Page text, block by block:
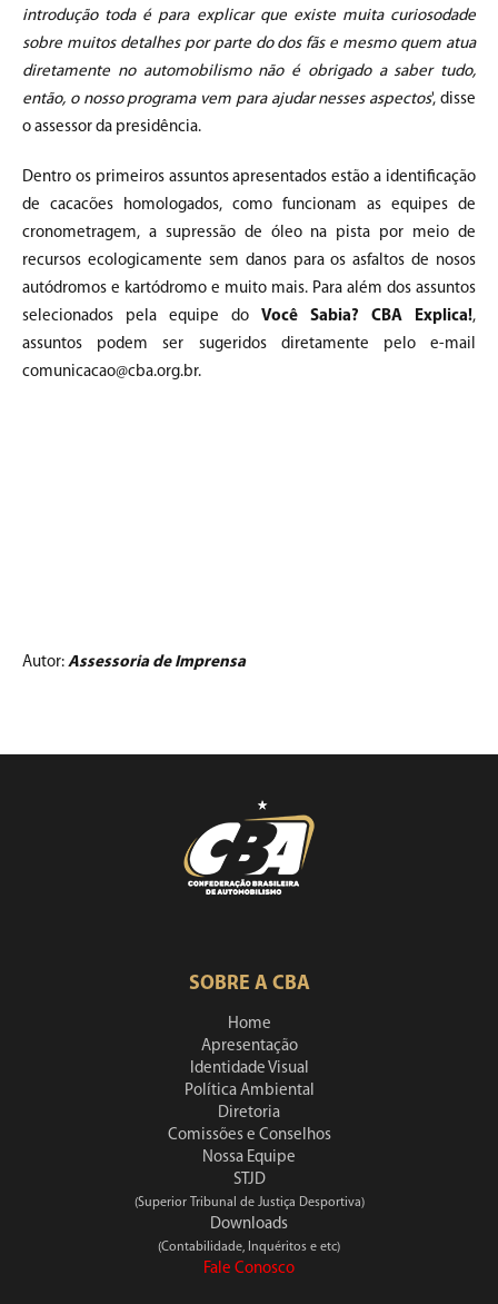
introdução toda é para explicar que existe muita curiosodade
sobre muitos detalhes por parte do dos fãs e mesmo quem atua
diretamente no automobilismo não é obrigado a saber tudo,
então, o nosso programa vem para ajudar nesses aspectos', disse
o assessor da presidência.
Dentro os primeiros assuntos apresentados estão a identificação
de cacacões homologados, como funcionam as equipes de
cronometragem, a supressão de óleo na pista por meio de
recursos ecologicamente sem danos para os asfaltos de nosos
autódromos e kartódromo e muito mais. Para além dos assuntos
selecionados pela equipe do Você Sabia? CBA Explica!,
assuntos podem ser sugeridos diretamente pelo e-mail
comunicacao@cba.org.br.
Autor: Assessoria de Imprensa
SOBRE A CBA
Home
Apresentação
Identidade Visual
Política Ambiental
Diretoria
Comissões e Conselhos
Nossa Equipe
STJD
(Superior Tribunal de Justiça Desportiva)
Downloads
(Contabilidade, Inquéritos e etc)
Fale Conosco